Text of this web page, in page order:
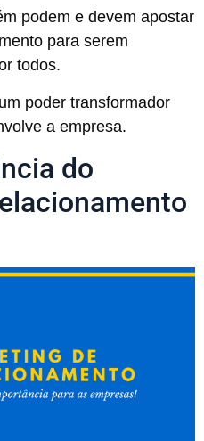
podem e devem apostar
para serem
todos.
poder transformador
a empresa.
do